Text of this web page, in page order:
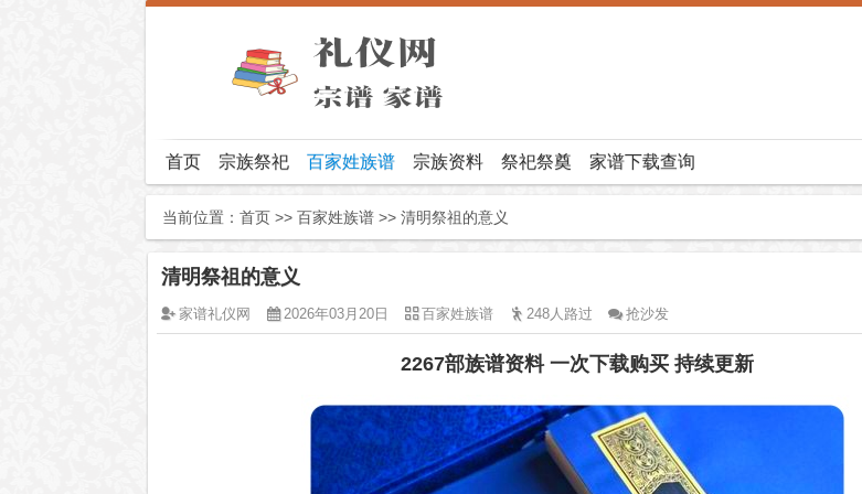
首页 宗族祭祀 百家姓族谱 宗族资料 祭祀祭奠 家谱下载查询
当前位置： 首页 >> 百家姓族谱 >> 清明祭祖的意义
清明祭祖的意义
家谱礼仪网 2026年03月20日 百家姓族谱 248人路过 抢沙发
2267部族谱资料 一次下载购买 持续更新